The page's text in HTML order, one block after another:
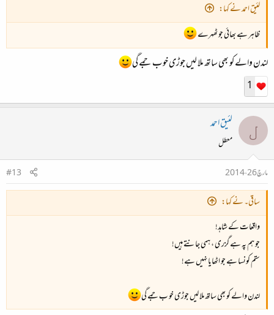
لئیق احمد نے کہا:
ظاہر ہے بھائی جو ٹھہرے
لندن والے کو بھی ساتھ ملا لیں جوڑی خو ب جمے گی
1
ل لئیق احمد
معطل
مارچ 26، 2014
#13
ساقی۔ نے کہا:
واقعات کے شاہد!
جو ہم پہ ہے گزری ، ہمی جانتے ہیں!
ستم کونسا ہے جو اٹھایا نہیں ہے!
لندن والے کو بھی ساتھ ملا لیں جوڑی خو ب جمے گی